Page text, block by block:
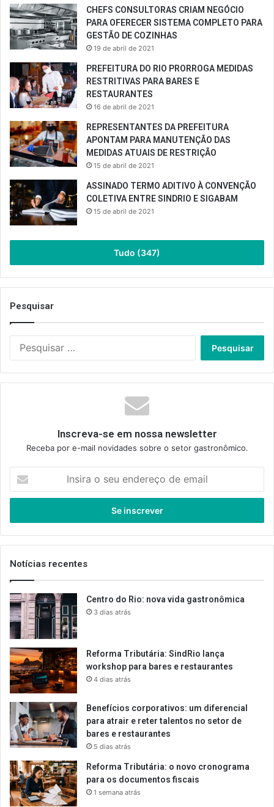
CHEFS CONSULTORAS CRIAM NEGÓCIO
PARA OFERECER SISTEMA COMPLETO PARA
GESTÃO DE COZINHAS
19 de abril de 2021
PREFEITURA DO RIO PRORROGA MEDIDAS
RESTRITIVAS PARA BARES E
RESTAURANTES
16 de abril de 2021
REPRESENTANTES DA PREFEITURA
APONTAM PARA MANUTENÇÃO DAS
MEDIDAS ATUAIS DE RESTRIÇÃO
15 de abril de 2021
ASSINADO TERMO ADITIVO À CONVENÇÃO
COLETIVA ENTRE SINDRIO E SIGABAM
15 de abril de 2021
Tudo (347)
Pesquisar
Inscreva-se em nossa newsletter
Receba por e-mail novidades sobre o setor gastronômico.
seu
de
email
Notícias recentes
Centro do Rio: nova vida gastronômica
3 dias atrás
Reforma Tributária: SindRio lança
workshop para bares e restaurantes
4 dias atrás
Benefícios corporativos: um diferencial
para atrair e reter talentos no setor de
bares e restaurantes
5 dias atrás
Reforma Tributária: o novo cronograma
para os documentos fiscais
1 semana atrás